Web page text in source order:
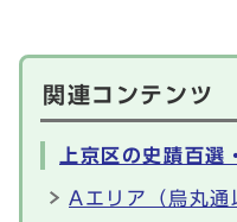
関連コンテンツ
上京区の史蹟百選
Aエリア（烏丸通